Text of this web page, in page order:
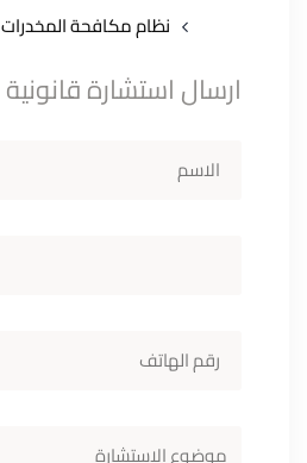
نظام مكافحة المخدرات
ارسال استشارة قانونية